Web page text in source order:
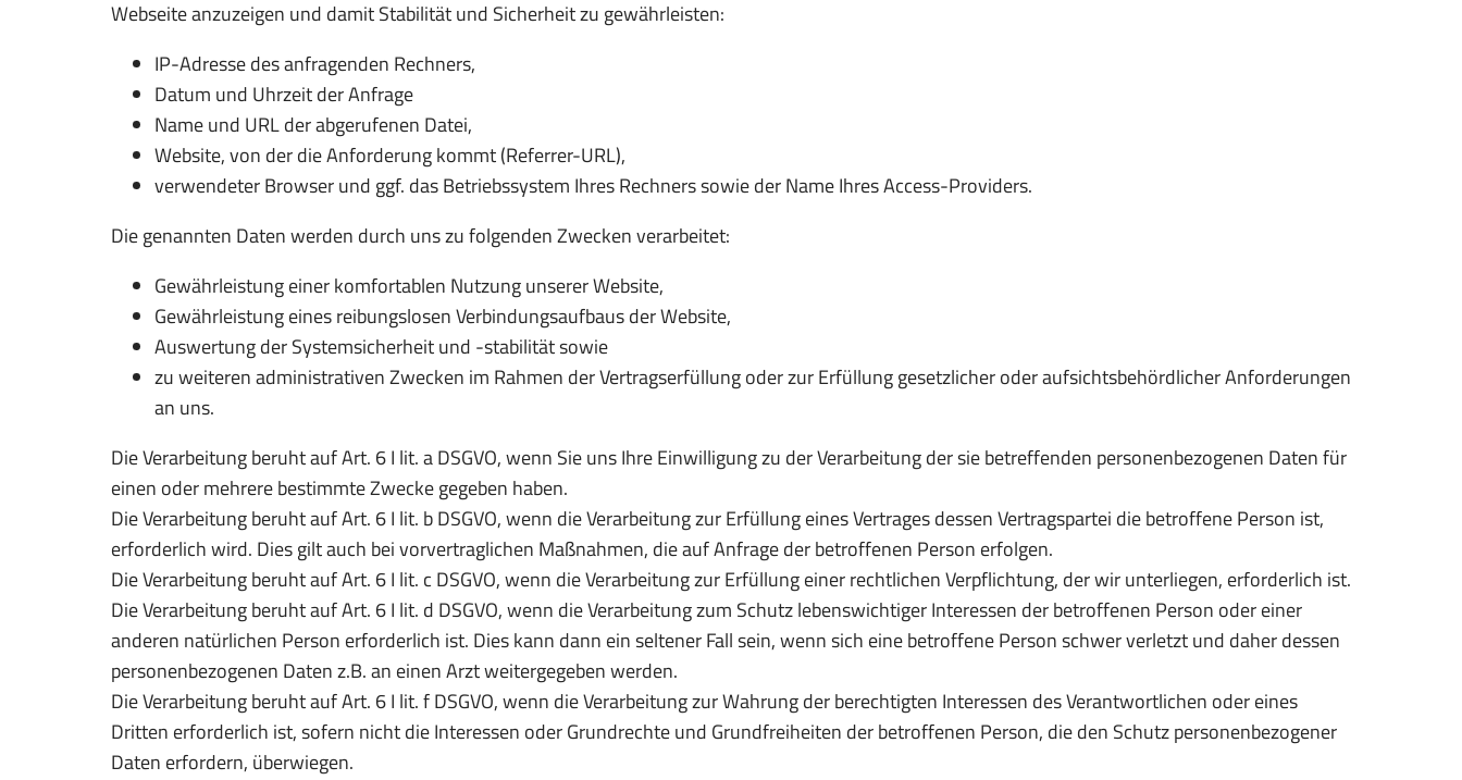
Webseite anzuzeigen und damit Stabilität und Sicherheit zu gewährleisten:
IP-Adresse des anfragenden Rechners,
Datum und Uhrzeit der Anfrage
Name und URL der abgerufenen Datei,
Website, von der die Anforderung kommt (Referrer-URL),
verwendeter Browser und ggf. das Betriebssystem Ihres Rechners sowie der Name Ihres Access-Providers.
Die genannten Daten werden durch uns zu folgenden Zwecken verarbeitet:
Gewährleistung einer komfortablen Nutzung unserer Website,
Gewährleistung eines reibungslosen Verbindungsaufbaus der Website,
Auswertung der Systemsicherheit und -stabilität sowie
zu weiteren administrativen Zwecken im Rahmen der Vertragserfüllung oder zur Erfüllung gesetzlicher oder aufsichtsbehördlicher Anforderungen
an uns.
Die Verarbeitung beruht auf Art. 6 I lit. a DSGVO, wenn Sie uns Ihre Einwilligung zu der Verarbeitung der sie betreffenden personenbezogenen Daten für
einen oder mehrere bestimmte Zwecke gegeben haben.
Die Verarbeitung beruht auf Art. 6 I lit. b DSGVO, wenn die Verarbeitung zur Erfüllung eines Vertrages dessen Vertragspartei die betroffene Person ist,
erforderlich wird. Dies gilt auch bei vorvertraglichen Maßnahmen, die auf Anfrage der betroffenen Person erfolgen.
Die Verarbeitung beruht auf Art. 6 I lit. c DSGVO, wenn die Verarbeitung zur Erfüllung einer rechtlichen Verpflichtung, der wir unterliegen, erforderlich ist.
Die Verarbeitung beruht auf Art. 6 I lit. d DSGVO, wenn die Verarbeitung zum Schutz lebenswichtiger Interessen der betroffenen Person oder einer
anderen natürlichen Person erforderlich ist. Dies kann dann ein seltener Fall sein, wenn sich eine betroffene Person schwer verletzt und daher dessen
personenbezogenen Daten z.B. an einen Arzt weitergegeben werden.
Die Verarbeitung beruht auf Art. 6 I lit. f DSGVO, wenn die Verarbeitung zur Wahrung der berechtigten Interessen des Verantwortlichen oder eines
Dritten erforderlich ist, sofern nicht die Interessen oder Grundrechte und Grundfreiheiten der betroffenen Person, die den Schutz personenbezogener
Daten erfordern, überwiegen.